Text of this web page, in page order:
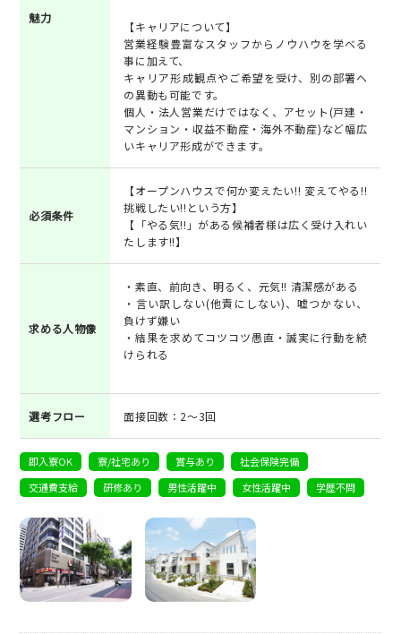
魅力
【キャリアについて】
営業経験豊富なスタッフからノウハウを学べる
事に加えて、
キャリア形成観点やご希望を受け、別の部署へ
の異動も可能です。
個人・法人営業だけではなく、アセット(戸建・
マンション・収益不動産・海外不動産)など幅広
いキャリア形成ができます。
必須条件
【オープンハウスで何か変えたい!! 変えてやる!!
挑戦したい!!という方】
【「やる気!!」がある候補者様は広く受け入れい
たします!!】
求める人物像
・素直、前向き、明るく、元気!! 清潔感がある
・言い訳しない(他責にしない)、嘘つかない、
負けず嫌い
・結果を求めてコツコツ愚直・誠実に行動を続
けられる
選考フロー 面接回数：2～3回
即入寮OK 寮/社宅あり 賞与あり
社会保険完備
交通費支給
研修あり 男性活躍中 女性活躍中 学歴不問